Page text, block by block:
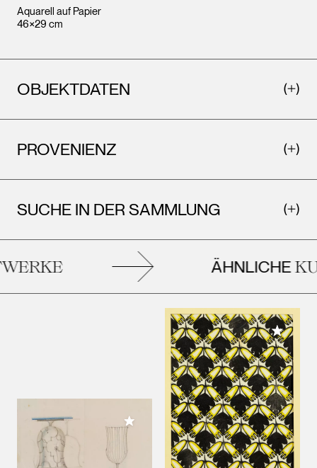
Aquarell auf Papier
46×29 cm
OBJEKTDATEN
PROVENIENZ
SUCHE IN DER SAMMLUNG
ÄHNLICHE
Meiner Sammlung hinzufügen
Meiner